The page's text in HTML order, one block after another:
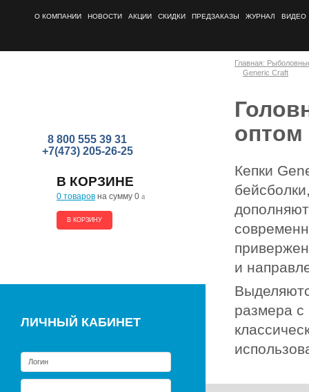
О КОМПАНИИ НОВОСТИ АКЦИИ СКИДКИ ПРЕДЗАКАЗЫ ЖУРНАЛ ВИДЕО
8 800 555 39 31
+7(473) 205-26-25
В КОРЗИНЕ
0 товаров на сумму 0 a
В КОРЗИНУ
ЛИЧНЫЙ КАБИНЕТ
Главная:
Generic Craft
оптом
Кепки
и
размера с